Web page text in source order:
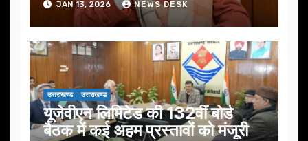
JAN 13, 2026 NEWS DESK
उत्तराखण्ड उत्तराखण्ड
यूजेवीएन लिमिटेड की 132वीं बोर्ड
बैठक में कई अहम प्रस्तावों को मंजूरी